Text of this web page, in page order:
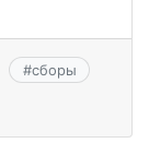
#сборы